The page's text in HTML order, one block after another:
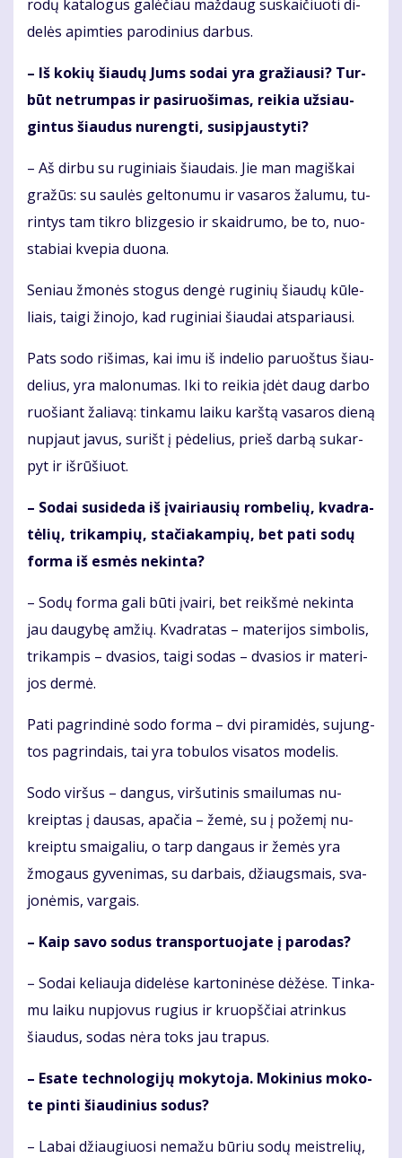
ro­dų ka­ta­lo­gus ga­lė­čiau maž­daug su­skai­čiuo­ti di­
de­lės ap­im­ties pa­ro­di­nius dar­bus.
– Iš ko­kių šiau­dų Jums so­dai yra gra­žiau­si? Tur­
būt ne­trum­pas ir pa­si­ruo­ši­mas, rei­kia už­si­au­
gin­tus šiau­dus nu­reng­ti, su­si­pjaus­ty­ti?
– Aš dir­bu su ru­gi­niais šiau­dais. Jie man ma­giš­kai
gra­žūs: su sau­lės gel­to­nu­mu ir va­sa­ros ža­lu­mu, tu­
rin­tys tam tik­ro bliz­ge­sio ir skaid­ru­mo, be to, nuo­
sta­biai kve­pia duo­na.
Se­niau žmo­nės sto­gus den­gė ru­gi­nių šiau­dų kū­le­
liais, tai­gi ži­no­jo, kad ru­gi­niai šiau­dai at­spa­riau­si.
Pats so­do ri­ši­mas, kai imu iš in­de­lio pa­ruoš­tus šiau­
de­lius, yra ma­lo­nu­mas. Iki to rei­kia įdėt daug dar­bo
ruo­šiant ža­lia­vą: tin­ka­mu lai­ku karš­tą va­sa­ros die­ną
nu­pjaut ja­vus, su­rišt į pė­de­lius, prieš dar­bą su­kar­
pyt ir iš­rū­šiuot.
– So­dai su­si­de­da iš įvai­riau­sių rom­be­lių, kvad­ra­
tė­lių, tri­kam­pių, sta­čia­kam­pių, bet pa­ti so­dų
for­ma iš es­mės ne­kin­ta?
– So­dų for­ma ga­li bū­ti įvai­ri, bet reikš­mė ne­kin­ta
jau dau­gy­bę am­žių. Kvad­ra­tas – ma­te­ri­jos sim­bo­lis,
tri­kam­pis – dva­sios, tai­gi so­das – dva­sios ir ma­te­ri­
jos der­mė.
Pa­ti pa­grin­di­nė so­do for­ma – dvi pi­ra­mi­dės, su­jung­
tos pa­grin­dais, tai yra to­bu­los vi­sa­tos mo­de­lis.
So­do vir­šus – dan­gus, vir­šu­ti­nis smai­lu­mas nu­
kreip­tas į dau­sas, apa­čia – že­mė, su į po­že­mį nu­
kreip­tu smai­ga­liu, o tarp dan­gaus ir že­mės yra
žmo­gaus gy­ve­ni­mas, su dar­bais, džiaugs­mais, sva­
jo­nė­mis, var­gais.
– Kaip sa­vo so­dus trans­por­tuo­ja­te į pa­ro­das?
– So­dai ke­liau­ja di­de­lė­se kar­to­ni­nė­se dė­žė­se. Tin­ka­
mu lai­ku nu­pjo­vus ru­gius ir kruopš­čiai at­rin­kus
šiau­dus, so­das nė­ra toks jau tra­pus.
– Esa­te tech­no­lo­gi­jų mo­ky­to­ja. Mo­ki­nius mo­ko­
te pin­ti šiau­di­nius so­dus?
– La­bai džiau­giuo­si ne­ma­žu bū­riu so­dų meist­re­lių,